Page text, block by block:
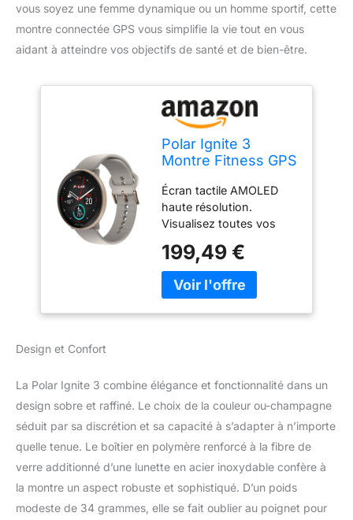
vous soyez une femme dynamique ou un homme sportif, cette
montre connectée GPS vous simplifie la vie tout en vous
aidant à atteindre vos objectifs de santé et de bien-être.
Polar Ignite 3
Montre Fitness GPS
Écran tactile AMOLED
haute résolution.
Visualisez toutes vos
écran couleur net et
lumineux, avec des
widgets personnalisables
guide de la vigilance
diurne. Accédez à une
analyse complète de
nocturne et à des
prévisions sur votre
vigilance pour la journée
à venir Suivi optique
199,49 €
Design et Confort
La Polar Ignite 3 combine élégance et fonctionnalité dans un
design sobre et raffiné. Le choix de la couleur ou-champagne
séduit par sa discrétion et sa capacité à s’adapter à n’importe
quelle tenue. Le boîtier en polymère renforcé à la fibre de
verre additionné d’une lunette en acier inoxydable confère à
la montre un aspect robuste et sophistiqué. D’un poids
modeste de 34 grammes, elle se fait oublier au poignet pour